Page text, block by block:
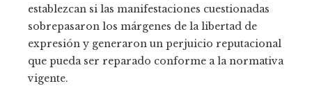
establezcan si las manifestaciones cuestionadas
sobrepasaron los márgenes de la libertad de
expresión y generaron un perjuicio reputacional
que pueda ser reparado conforme a la normativa
vigente.